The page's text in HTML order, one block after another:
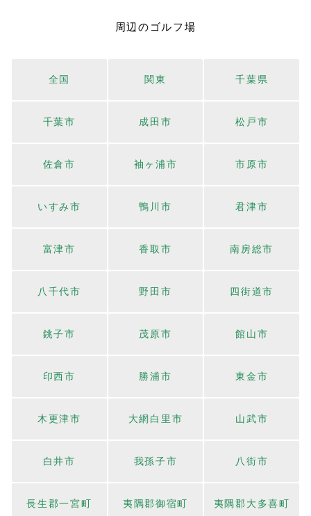
周辺のゴルフ場
全国 関東 千葉県
千葉市 成田市 松戸市
佐倉市 袖ヶ浦市 市原市
いすみ市 鴨川市 君津市
富津市 香取市 南房総市
八千代市 野田市 四街道市
銚子市 茂原市 館山市
印西市 勝浦市 東金市
木更津市 大網白里市 山武市
白井市 我孫子市 八街市
長生郡一宮町 夷隅郡御宿町 夷隅郡大多喜町